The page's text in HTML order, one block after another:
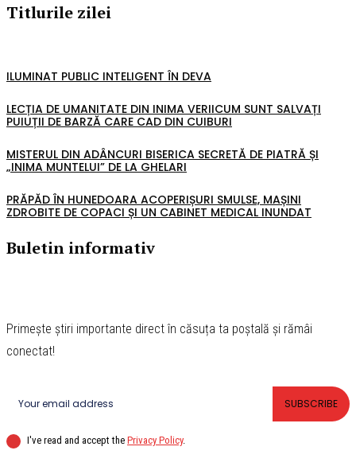
Titlurile zilei
ILUMINAT PUBLIC INTELIGENT ÎN DEVA
LECȚIA DE UMANITATE DIN INIMA VERIICUM SUNT SALVAȚI
PUIUȚII DE BARZĂ CARE CAD DIN CUIBURI
MISTERUL DIN ADÂNCURI BISERICA SECRETĂ DE PIATRĂ ȘI
„INIMA MUNTELUI” DE LA GHELARI
PRĂPĂD ÎN HUNEDOARA ACOPERIȘURI SMULSE, MAȘINI
ZDROBITE DE COPACI ȘI UN CABINET MEDICAL INUNDAT
Buletin informativ
Primește știri importante direct în căsuța ta poștală și rămâi
conectat!
SUBSCRIBE
I've read and accept the Privacy Policy.